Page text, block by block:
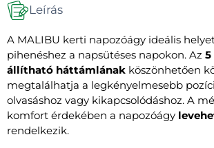
Leírás
A MALIBU kerti napozóágy ideális
pihenéshez a napsütéses napokon. Az 5
állítható háttámlának köszönhetően
megtalálhatja a legkényelmesebb
olvasáshoz vagy kikapcsolódáshoz. A
komfort érdekében a napozóágy
rendelkezik.